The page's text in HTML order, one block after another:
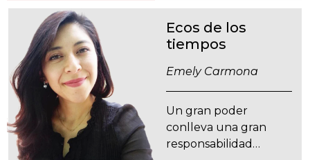
Ecos de los
tiempos
Emely Carmona
Un gran poder
conlleva una gran
responsabilidad…